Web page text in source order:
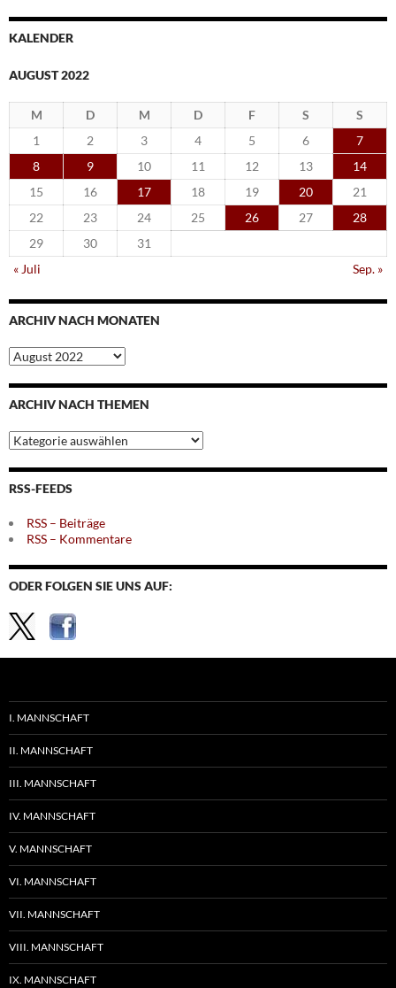
KALENDER
AUGUST 2022
M D M D F S
S
1
2 3 4 5 6
7
8
9 10 11 12 13
14
15
16 17 18 19 20
21
22
23 24 25 26 27
28
29
30
31
« Juli
Sep. »
ARCHIV NACH MONATEN
Archiv
nach
Monaten
ARCHIV NACH THEMEN
Archiv
nach
Themen
RSS-FEEDS
RSS – Beiträge
RSS – Kommentare
ODER FOLGEN SIE UNS AUF:
I. MANNSCHAFT
II. MANNSCHAFT
III. MANNSCHAFT
IV. MANNSCHAFT
V. MANNSCHAFT
VI. MANNSCHAFT
VII. MANNSCHAFT
VIII. MANNSCHAFT
IX. MANNSCHAFT